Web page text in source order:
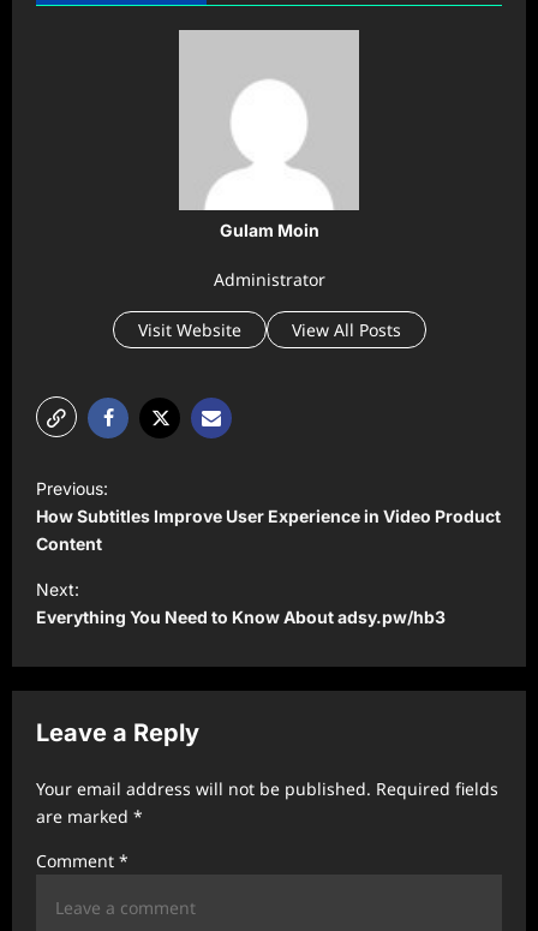
Gulam Moin
Administrator
Visit Website View All Posts
P
o
s
t
n
a
v
i
a
t
Previous:
How Subtitles Improve User Experience in Video Product
Content
Next:
Everything You Need to Know About adsy.pw/hb3
Leave a Reply
Your email address will not be published. Required fields
are marked *
Comment *